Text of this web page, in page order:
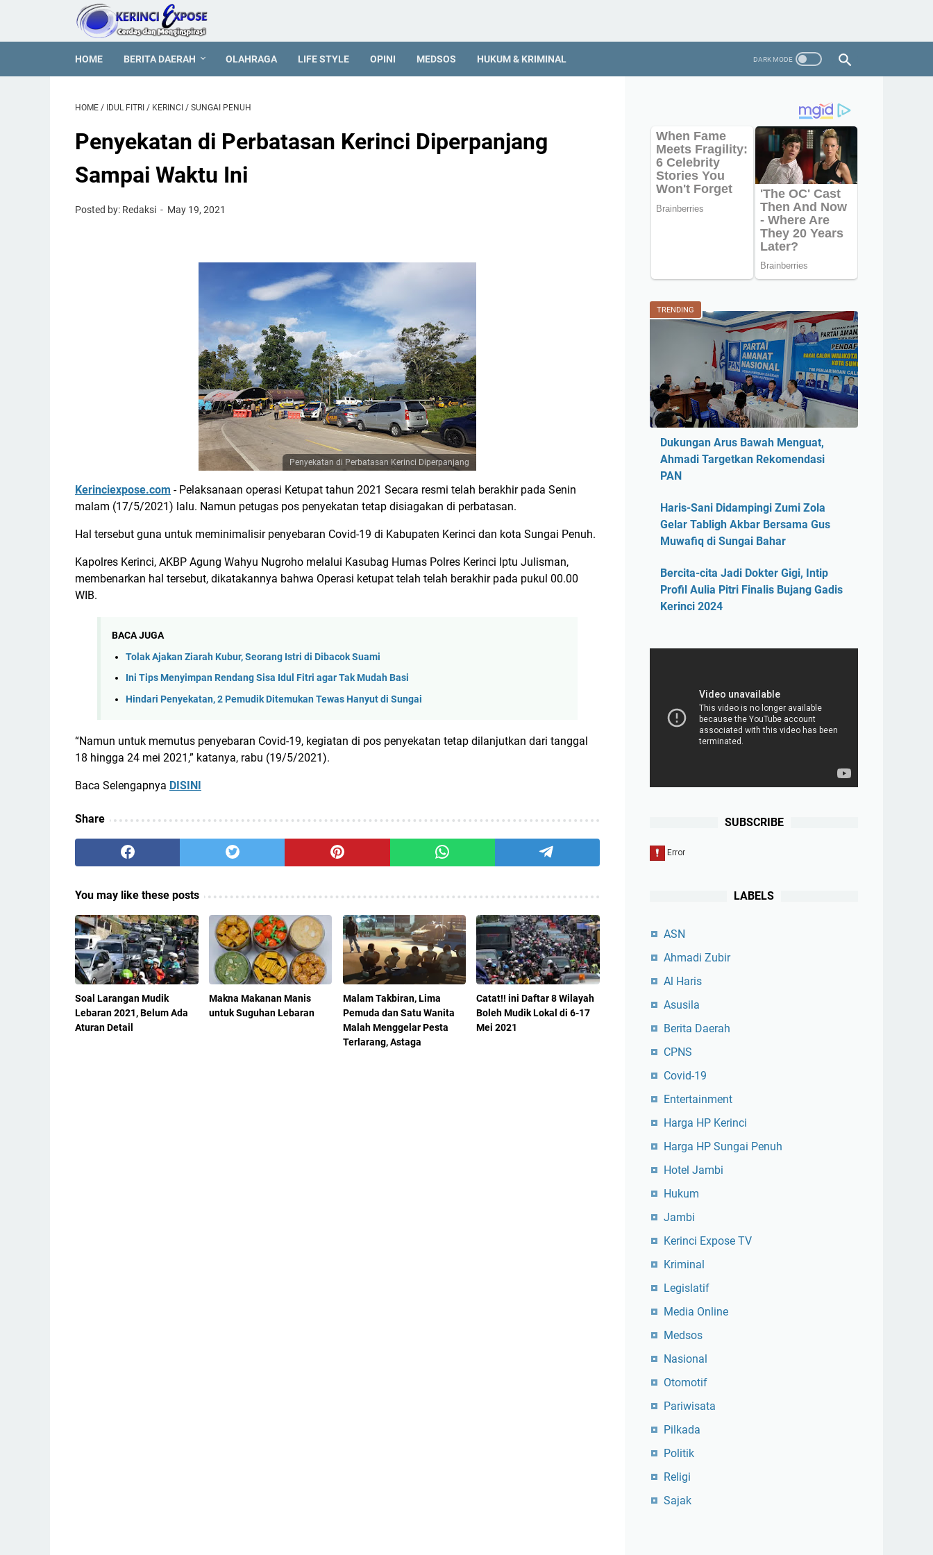
HOME BERITA DAERAH OLAHRAGA LIFE STYLE OPINI MEDSOS HUKUM & KRIMINAL
HOME / IDUL FITRI / KERINCI / SUNGAI PENUH
Penyekatan di Perbatasan Kerinci Diperpanjang
Sampai Waktu Ini
Posted by: Redaksi May 19, 2021
Penyekatan di Perbatasan Kerinci Diperpanjang
Kerinciexpose.com - Pelaksanaan operasi Ketupat tahun 2021 Secara resmi telah berakhir pada Senin
malam (17/5/2021) lalu. Namun petugas pos penyekatan tetap disiagakan di perbatasan.
Hal tersebut guna untuk meminimalisir penyebaran Covid-19 di Kabupaten Kerinci dan kota Sungai Penuh.
Kapolres Kerinci, AKBP Agung Wahyu Nugroho melalui Kasubag Humas Polres Kerinci Iptu Julisman,
membenarkan hal tersebut, dikatakannya bahwa Operasi ketupat telah telah berakhir pada pukul 00.00
WIB.
BACA JUGA
Tolak Ajakan Ziarah Kubur, Seorang Istri di Dibacok Suami
Ini Tips Menyimpan Rendang Sisa Idul Fitri agar Tak Mudah Basi
Hindari Penyekatan, 2 Pemudik Ditemukan Tewas Hanyut di Sungai
“Namun untuk memutus penyebaran Covid-19, kegiatan di pos penyekatan tetap dilanjutkan dari tanggal
18 hingga 24 mei 2021,” katanya, rabu (19/5/2021).
Baca Selengapnya DISINI
Share
You may like these posts
Soal Larangan Mudik
Lebaran 2021, Belum Ada
Aturan Detail
Makna Makanan Manis
untuk Suguhan Lebaran
Malam Takbiran, Lima
Pemuda dan Satu Wanita
Malah Menggelar Pesta
Terlarang, Astaga
Catat!! ini Daftar 8 Wilayah
Boleh Mudik Lokal di 6-17
Mei 2021
TRENDING
Dukungan Arus Bawah Menguat,
Ahmadi Targetkan Rekomendasi
PAN
Haris-Sani Didampingi Zumi Zola
Gelar Tabligh Akbar Bersama Gus
Muwafiq di Sungai Bahar
Bercita-cita Jadi Dokter Gigi, Intip
Profil Aulia Pitri Finalis Bujang Gadis
Kerinci 2024
SUBSCRIBE
LABELS
ASN
Ahmadi Zubir
Al Haris
Asusila
Berita Daerah
CPNS
Covid-19
Entertainment
Harga HP Kerinci
Harga HP Sungai Penuh
Hotel Jambi
Hukum
Jambi
Kerinci Expose TV
Kriminal
Legislatif
Media Online
Medsos
Nasional
Otomotif
Pariwisata
Pilkada
Politik
Religi
Sajak